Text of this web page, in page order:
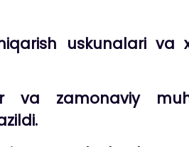
uskunalari va
va zamonaviy